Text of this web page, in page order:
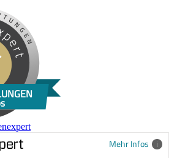
Mehr Infos